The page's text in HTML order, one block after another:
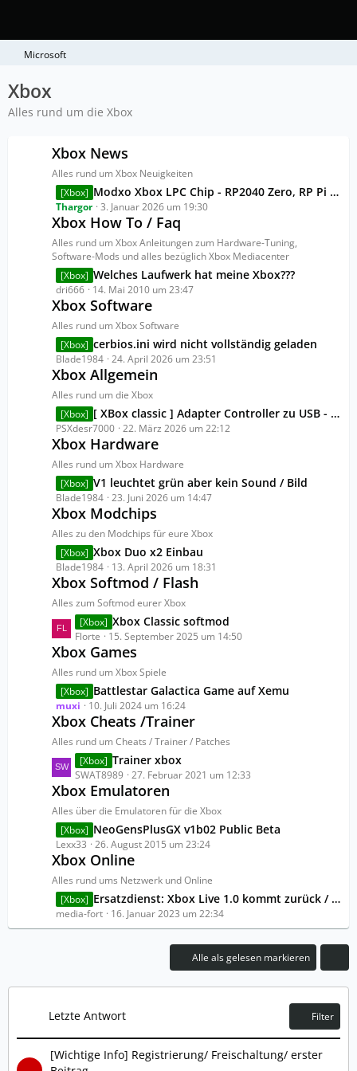
Microsoft
Xbox
Alles rund um die Xbox
Xbox News
Alles rund um Xbox Neuigkeiten
L
e
t
z
t
e
B
e
i
r
ä
g
e
[Xbox] Modxo Xbox LPC Chip - RP2040 Zero, RP Pi Pico
Thargor 3. Januar 2026 um 19:30
Xbox How To / Faq
Alles rund um Xbox Anleitungen zum Hardware-Tuning,
Software-Mods und alles bezüglich Xbox Mediacenter
L
e
t
z
e
B
i
ä
g
e
[Xbox] Welches Laufwerk hat meine Xbox???
dri666 14. Mai 2010 um 23:47
Xbox Software
Alles rund um Xbox Software
L
e
t
z
e
B
i
ä
g
e
[Xbox] cerbios.ini wird nicht vollständig geladen
Blade1984 24. April 2026 um 23:51
Xbox Allgemein
Alles rund um die Xbox
L
e
t
z
e
B
i
ä
g
e
[Xbox] [ XBox classic ] Adapter Controller zu USB - kein Controller funktioniert
PSXdesr7000 22. März 2026 um 22:12
Xbox Hardware
Alles rund um Xbox Hardware
L
e
t
z
e
B
i
r
ä
g
e
[Xbox] V1 leuchtet grün aber kein Sound / Bild
Blade1984 23. Juni 2026 um 14:47
Xbox Modchips
Alles zu den Modchips für eure Xbox
L
e
t
z
t
e
B
i
ä
g
e
[Xbox] Xbox Duo x2 Einbau
Blade1984 13. April 2026 um 18:31
Xbox Softmod / Flash
Alles zum Softmod eurer Xbox
L
e
t
z
e
B
i
t
r
ä
g
e
[Xbox] Xbox Classic softmod
Florte 15. September 2025 um 14:50
Xbox Games
Alles rund um Xbox Spiele
L
e
t
z
t
e
B
i
ä
g
e
[Xbox] Battlestar Galactica Game auf Xemu
muxi 10. Juli 2024 um 16:24
Xbox Cheats /Trainer
Alles rund um Cheats / Trainer / Patches
L
e
t
z
e
B
i
[Xbox] Trainer xbox
SWAT8989 27. Februar 2021 um 12:33
Xbox Emulatoren
Alles über die Emulatoren für die Xbox
L
e
t
z
e
B
r
g
e
[Xbox] NeoGensPlusGX v1b02 Public Beta
Lexx33 26. August 2015 um 23:24
Xbox Online
Alles rund ums Netzwerk und Online
L
e
t
e
t
r
[Xbox] Ersatzdienst: Xbox Live 1.0 kommt zurück / Anmeldungen jetzt möglich
media-fort 16. Januar 2023 um 22:34
Alle als gelesen markieren
Letzte Antwort Filter
[Wichtige Info] Registrierung/ Freischaltung/ erster